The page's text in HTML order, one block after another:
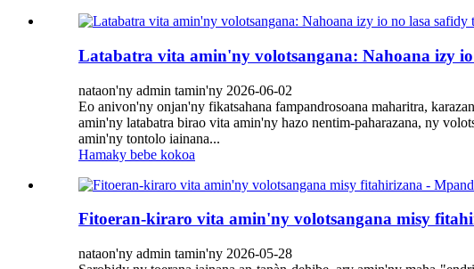
Latabatra vita amin'ny volotsangana: Nahoana izy
nataon'ny admin tamin'ny 2026-06-02
Eo anivon'ny onjan'ny fikatsahana fampandrosoana maharitra,
amin'ny latabatra birao vita amin'ny hazo nentim-paharazana, ny
amin'ny tontolo iainana...
Hamaky bebe kokoa
Fitoeran-kiraro vita amin'ny volotsangana misy
nataon'ny admin tamin'ny 2026-05-28